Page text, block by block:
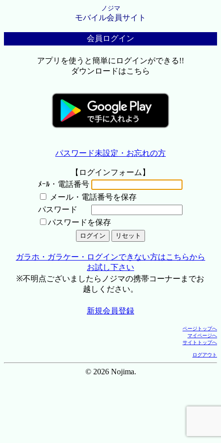
ノジマ
モバイル会員サイト
会員ログイン
アプリを使うと簡単にログインができる!!
ダウンロードはこちら
パスワード未設定・お忘れの方
【ログインフォーム】
ﾒｰﾙ・電話番号
メール・電話番号を保存
パスワード
パスワードを保存
ガラホ・ガラケー・ログインできない方はこちらから
お試し下さい
※不明点ございましたらノジマの携帯コーナーまでお
越しください。
新規会員登録
ページトップへ
マイページへ
サイトトップへ
ログアウト
© 2026 Nojima.